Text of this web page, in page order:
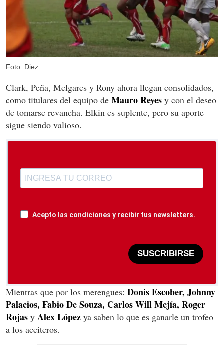
Foto: Diez
Clark, Peña, Melgares y Rony ahora llegan consolidados,
como titulares del equipo de Mauro Reyes y con el deseo
de tomarse revancha. Elkin es suplente, pero su aporte
sigue siendo valioso.
Acepto las condiciones y recibir tus newsletters.
SUSCRIBIRSE
Mientras que por los merengues: Donis Escober, Johnny
Palacios, Fabio De Souza, Carlos Will Mejía, Roger
Rojas y Alex López ya saben lo que es ganarle un trofeo
a los aceiteros.